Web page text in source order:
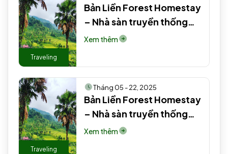
Traveling
Bản Liền Forest Homestay
– Nhà sàn truyền thống
người Tày #3 #2 #2
Xem thêm
Traveling
Tháng 05 - 22, 2025
Bản Liền Forest Homestay
– Nhà sàn truyền thống
người Tày #2 #3 #2
Xem thêm